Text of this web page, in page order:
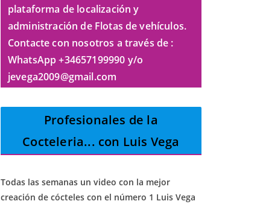
plataforma de localización y
administración de Flotas de vehículos.
Contacte con nosotros a través de :
WhatsApp +34657199990 y/o
jevega2009@gmail.com
Profesionales de la
Cocteleria... con Luis Vega
Todas las semanas un video con la mejor
creación de cócteles con el número 1 Luis Vega